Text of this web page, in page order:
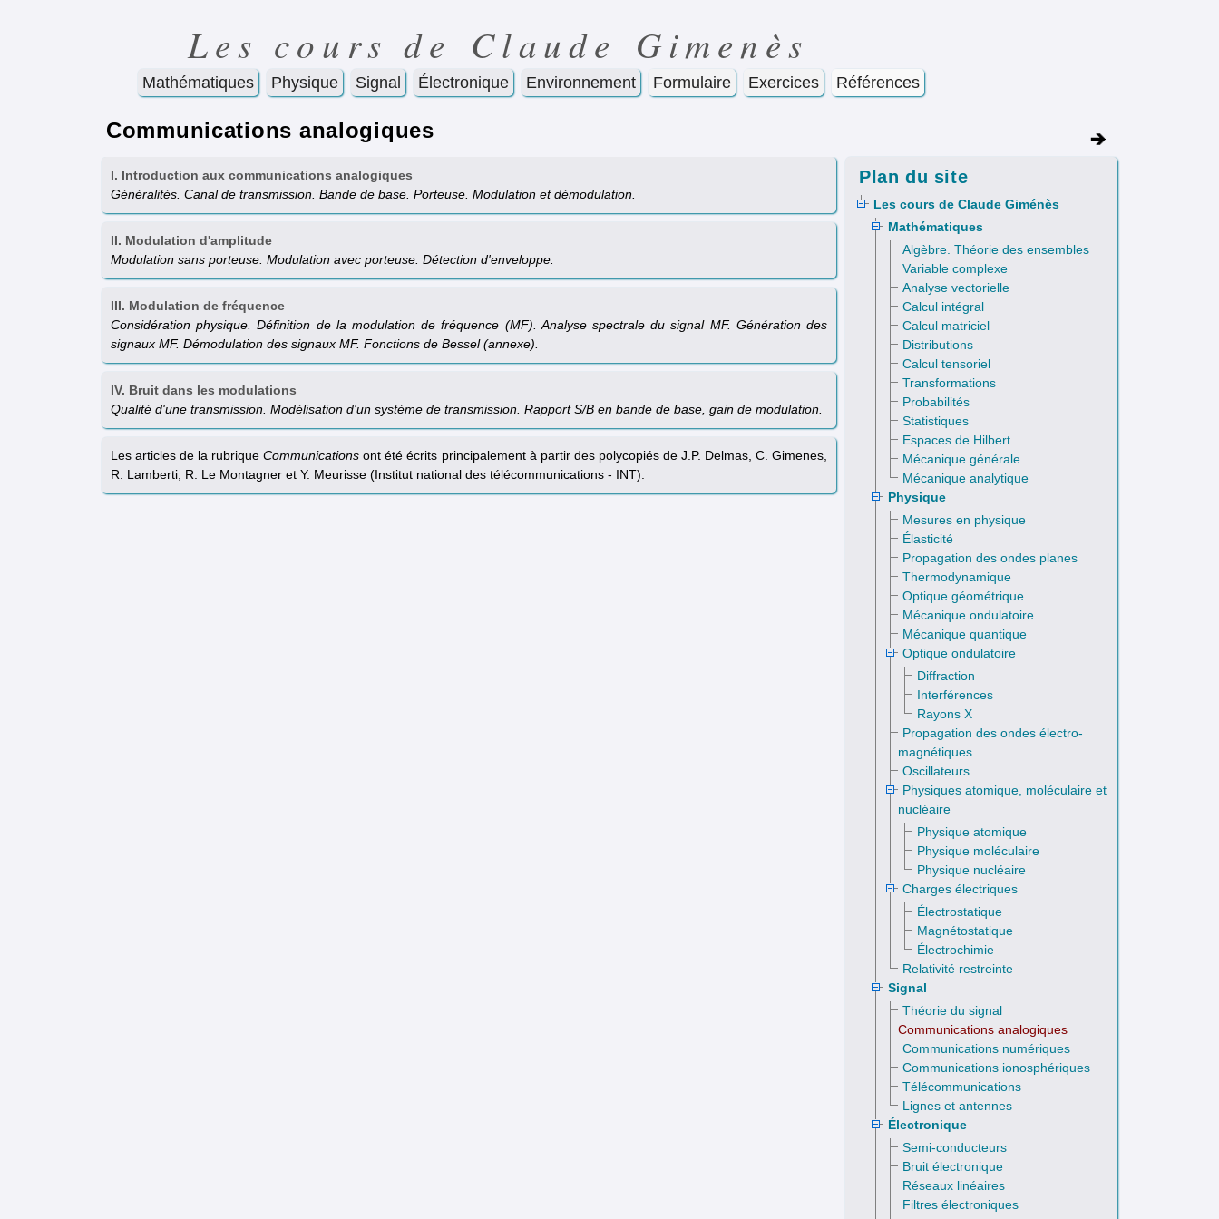
Les cours de Claude Gimenès
Mathématiques Physique Signal Électronique Environnement Formulaire Exercices Références
Communications analogiques
Plan du site
Les cours de Claude Giménès
Mathématiques
Algèbre. Théorie des ensembles
Variable complexe
Analyse vectorielle
Calcul intégral
Calcul matriciel
Distributions
Calcul tensoriel
Transformations
Probabilités
Statistiques
Espaces de Hilbert
Mécanique générale
Mécanique analytique
Physique
Mesures en physique
Élasticité
Propagation des ondes planes
Thermodynamique
Optique géométrique
Mécanique ondulatoire
Mécanique quantique
Optique ondulatoire
Diffraction
Interférences
Rayons X
Propagation des ondes électro­
magnétiques
Oscillateurs
Physiques atomique, moléculaire et
nucléaire
Physique atomique
Physique moléculaire
Physique nucléaire
Charges électriques
Électrostatique
Magnétostatique
Électrochimie
Relativité restreinte
Signal
Théorie du signal
Communications analogiques
Communications numériques
Communications ionosphériques
Télécommunications
Lignes et antennes
Électronique
Semi-conducteurs
Bruit électronique
Réseaux linéaires
Filtres électroniques
I. Introduction aux communications analogiques
Généralités. Canal de transmission. Bande de base. Porteuse. Modulation et démodulation.
II. Modulation d'amplitude
Modulation sans porteuse. Modulation avec porteuse. Détection d'enveloppe.
III. Modulation de fréquence
Considération physique. Définition de la modulation de fréquence (MF). Analyse spectrale du signal MF. Génération des
signaux MF. Démodulation des signaux MF. Fonctions de Bessel (annexe).
IV. Bruit dans les modulations
Qualité d'une transmission. Modélisation d'un système de transmission. Rapport S/B en bande de base, gain de modulation.
Les articles de la rubriqueCommunications ont été écrits principalement à partir des polycopiés de J.P. Delmas, C. Gimenes,
R. Lamberti, R. Le Montagner et Y. Meurisse (Institut national des télécommunications - INT).